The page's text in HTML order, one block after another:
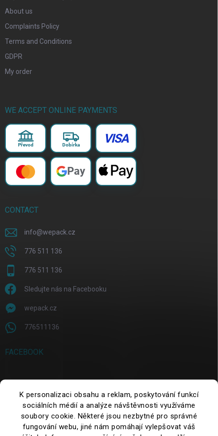
K personalizaci obsahu a reklam, poskytování funkcí
sociálních médií a analýze návštěvnosti využíváme
soubory cookie. Některé jsou nezbytné pro správné
fungování webu, jiné nám pomáhají vylepšovat váš
About us
Complaints Policy
Terms and Conditions
GDPR
My order
WE ACCEPT ONLINE PAYMENTS
Převod Dobírka VISA
Pay
CONTACT
info@wepack.cz
776 511 136
776 511 136
Sledujte nás na Facebooku
wepack.cz
776511136
FACEBOOK
SEARCH
Search